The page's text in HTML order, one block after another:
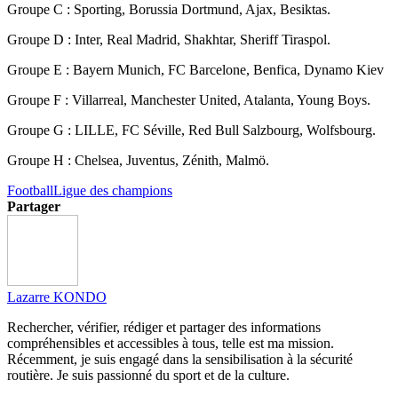
Groupe C : Sporting, Borussia Dortmund, Ajax, Besiktas.
Groupe D : Inter, Real Madrid, Shakhtar, Sheriff Tiraspol.
Groupe E : Bayern Munich, FC Barcelone, Benfica, Dynamo Kiev
Groupe F : Villarreal, Manchester United, Atalanta, Young Boys.
Groupe G : LILLE, FC Séville, Red Bull Salzbourg, Wolfsbourg.
Groupe H : Chelsea, Juventus, Zénith, Malmö.
FootballLigue des champions
Partager
Lazarre KONDO
Rechercher, vérifier, rédiger et partager des informations
compréhensibles et accessibles à tous, telle est ma mission.
Récemment, je suis engagé dans la sensibilisation à la sécurité
routière. Je suis passionné du sport et de la culture.